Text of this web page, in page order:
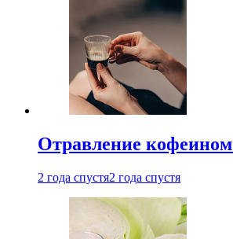
Отравление
2 года спустя2 года спустя